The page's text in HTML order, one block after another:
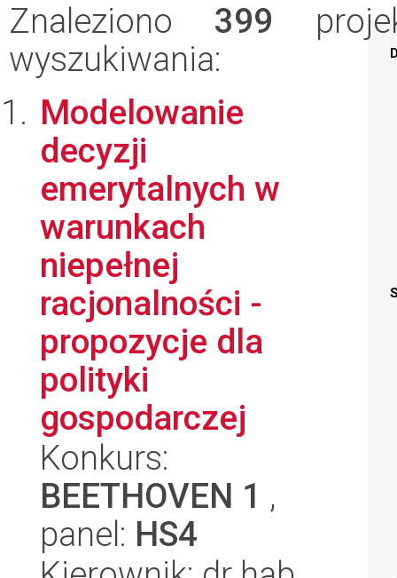
Znaleziono 399
wyszukiwania:
Modelowanie
decyzji
emerytalnych w
warunkach
niepełnej
racjonalności -
propozycje dla
polityki
gospodarczej
Konkurs:
BEETHOVEN 1 ,
panel: HS4